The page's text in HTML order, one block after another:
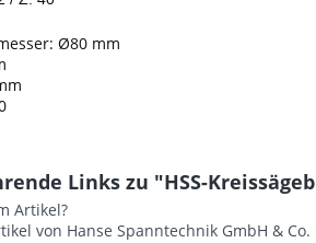
Ø80 mm
Links zu "HSS-
Artikel?
von Hanse Spanntechnik GmbH & Co.